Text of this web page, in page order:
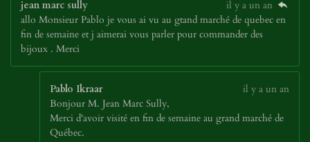
jean marc sully
il y a un an
allo Monsieur Pablo je vous ai vu au gtand marché de quebec en
fin de semaine et j aimerai vous parler pour commander des
bijoux . Merci
Pablo Ikraar
il y a un an
Bonjour M. Jean Marc Sully,
Merci d'avoir visité en fin de semaine au grand marché de
Québec.